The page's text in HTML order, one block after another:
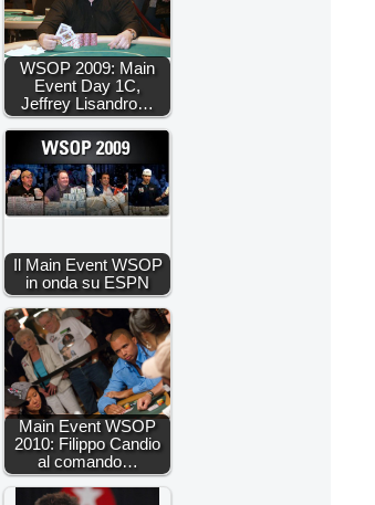
WSOP 2009: Main
Event Day 1C,
Jeffrey Lisandro…
Il Main Event WSOP
in onda su ESPN
Main Event WSOP
2010: Filippo Candio
al comando…